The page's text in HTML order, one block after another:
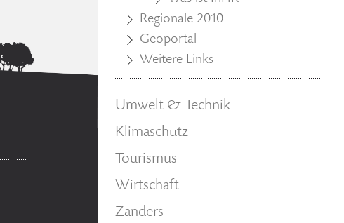
Regionale 2010
Geoportal
Weitere Links
Umwelt & Technik
Klimaschutz
Tourismus
Wirtschaft
Zanders